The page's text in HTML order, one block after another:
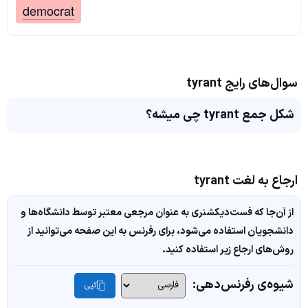
democrat
سوال‌های رایج tyrant
شکل جمع tyrant چی میشه؟
ارجاع به لغت tyrant
از آن‌جا که فست‌دیکشنری به عنوان مرجعی معتبر توسط دانشگاه‌ها و
دانشجویان استفاده می‌شود، برای رفرنس به این صفحه می‌توانید از
روش‌های ارجاع زیر استفاده کنید.
شیوه‌ی رفرنس‌دهی: کپی